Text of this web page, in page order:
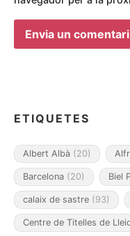
ETIQUETES
Albert Albà (20)
Barcelona (20) Biel
calaix de sastre (93)
Centre de Titelles de